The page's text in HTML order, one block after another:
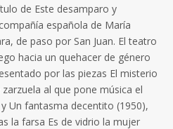
de Este desamparo y
española de María
de paso por San Juan. El teatro
hacia un quehacer de género
por las piezas El misterio
al que pone música el
Un fantasma decentito (1950),
la farsa Es de vidrio la mujer